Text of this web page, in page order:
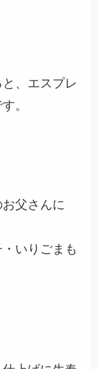
、エスプレ
。
父さんに
いりごまも